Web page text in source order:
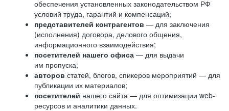
обеспечения установленных законодательством РФ
условий труда, гарантий и компенсаций;
представителей контрагентов — для заключения
(исполнения) договора, делового общения,
информационного взаимодействия;
посетителей нашего офиса — для выдачи
им пропуска;
авторов статей, блогов, спикеров мероприятий — для
публикации их материалов;
посетителей нашего сайта — для оптимизации web-
ресурсов и аналитики данных.